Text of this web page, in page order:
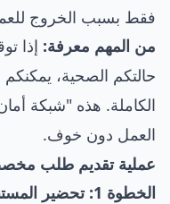
فقط بسبب الخروج
من المهم معرفة: إذا
حالتكم الصحية،
الكاملة. هذه "شبكة
العمل دون خوف.
عملية تقديم طلب
الخطوة 1: تحضير المستندات